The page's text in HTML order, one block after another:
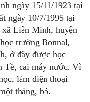
ngày 15/11/1923 tại
ngày 10/7/1995 tại
Liên Minh, huyện
trường Bonnal,
ở đây được học
Tề, cai máy nước. Vì
làm điện thoại
tháng, bỏ.